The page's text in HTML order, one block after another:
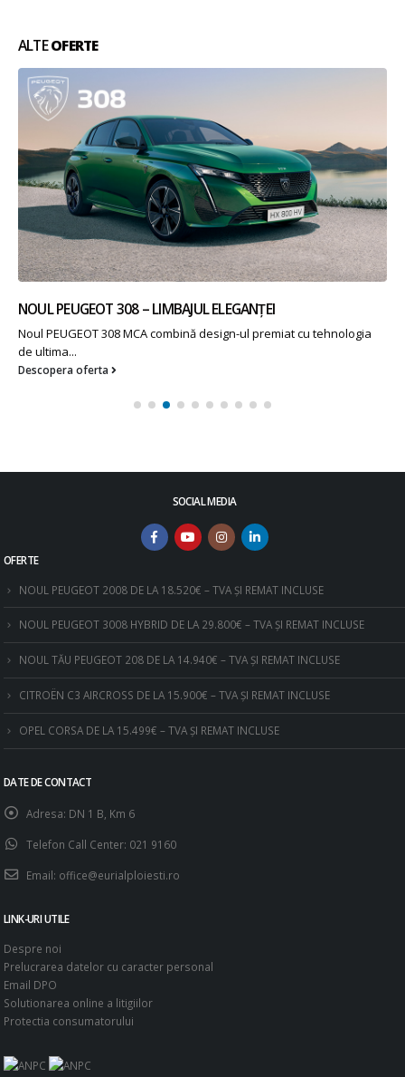
ALTEOFERTE
NOUL PEUGEOT 308 – LIMBAJUL ELEGANȚEI
Noul PEUGEOT 308 MCA combină design-ul premiat cu tehnologia
de ultima...
Descopera oferta
SOCIAL MEDIA
OFERTE
NOUL PEUGEOT 2008 DE LA 18.520€ – TVA ȘI REMAT INCLUSE
NOUL PEUGEOT 3008 HYBRID DE LA 29.800€ – TVA ȘI REMAT INCLUSE
NOUL TĂU PEUGEOT 208 DE LA 14.940€ – TVA ȘI REMAT INCLUSE
CITROËN C3 AIRCROSS DE LA 15.900€ – TVA ȘI REMAT INCLUSE
OPEL CORSA DE LA 15.499€ – TVA ȘI REMAT INCLUSE
DATE DE CONTACT
Adresa: DN 1 B, Km 6
Telefon Call Center: 021 9160
Email: office@eurialploiesti.ro
LINK-URI UTILE
Despre noi
Prelucrarea datelor cu caracter personal
Email DPO
Solutionarea online a litigiilor
Protectia consumatorului